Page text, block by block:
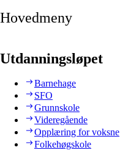
Hovedmeny
Utdanningsløpet
Barnehage
SFO
Grunnskole
Videregående
Opplæring for voksne
Folkehøgskole